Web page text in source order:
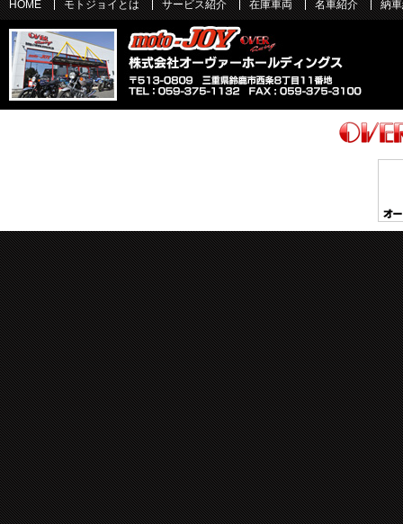
HOME モトジョイとは サービス紹介 在庫車両 名車紹介 納